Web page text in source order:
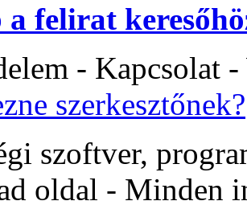
a felirat
- Kapcsolat
szerkesztőnek?
szoftver,
oldal - Minden